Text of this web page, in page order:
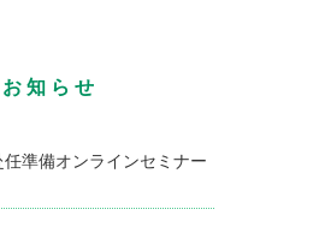
お知らせ
準備オンラインセミナー